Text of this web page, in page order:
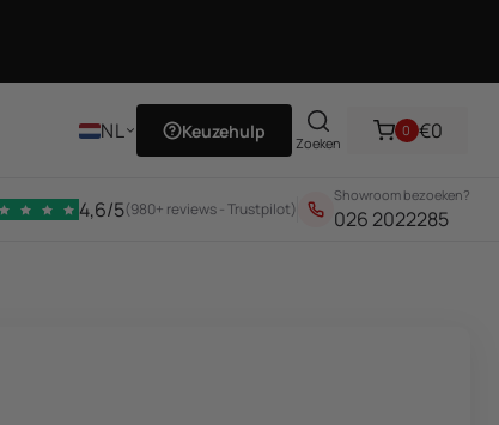
NL Keuzehulp
Zoeken
0 €0
4,6/5(980+ reviews - Trustpilot)
Showroom bezoeken?
026 2022285